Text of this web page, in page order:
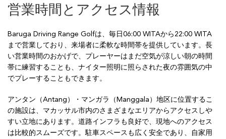
営業時間とアクセス情報
Baruga Driving Range Golfは、毎日06:00 WITAから22:00 WITA
まで営業しており、来場者に柔軟な時間帯を提供しています。長
い営業時間のおかげで、プレーヤーはまだ空気が涼しい朝の時間
帯に練習することも、ナイター照明に照らされた夜の雰囲気の中
でプレーすることもできます。
アンタン（Antang）・マンガラ（Manggala）地区に位置するこ
の施設は、マカッサル市内のさまざまなエリアからアクセスしや
すい立地にあります。道路インフラも良好で、現地へのアクセス
は比較的スムーズです。駐車スペースも広く安全であり、自家用